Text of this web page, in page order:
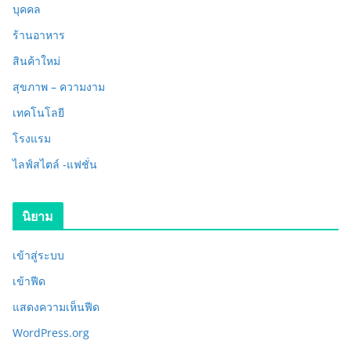
บุคคล
ร้านอาหาร
สินค้าใหม่
สุขภาพ – ความงาม
เทคโนโลยี
โรงแรม
ไลฟ์สไตล์ -แฟชั่น
นิยาม
เข้าสู่ระบบ
เข้าฟีด
แสดงความเห็นฟีด
WordPress.org